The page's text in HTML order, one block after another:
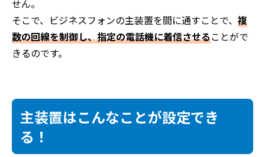
せん。
そこで、ビジネスフォンの主装置を間に通すことで、 複
数の回線を制御し、指定の電話機に着信させることがで
きるのです。
主装置はこんなことが設定でき
る！